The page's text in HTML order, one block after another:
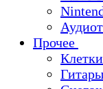
Прочее
Гитары